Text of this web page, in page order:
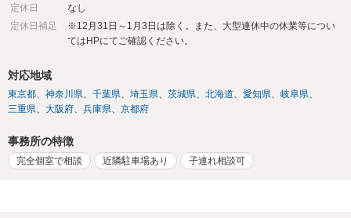
定休日
なし
定休日補足
※12月31日～1月3日は除く。また、大型連休中の休業等につい
てはHPにてご確認ください。
対応地域
東京都 神奈川県 千葉県 埼玉県 茨城県 北海道 愛知県
岐阜県
三重県
大阪府 兵庫県 京都府
事務所の特徴
完全個室で相談 近隣駐車場あり 子連れ相談可